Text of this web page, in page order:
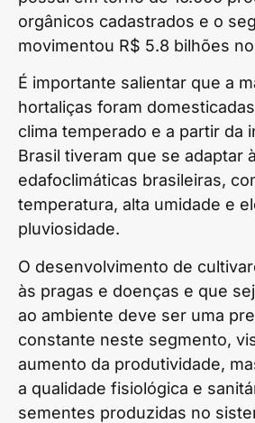
orgânicos cadastrados e o
movimentou R$ 5.8 bilhões
É importante salientar que a
hortaliças foram
clima temperado e a partir da
Brasil tiveram que se adaptar
edafoclimáticas brasileiras,
temperatura, alta umidade e
pluviosidade.
O desenvolvimento de
às pragas e doenças e que
ao ambiente deve ser uma
constante neste segmento,
aumento da produtividade,
a qualidade fisiológica e
sementes produzidas no